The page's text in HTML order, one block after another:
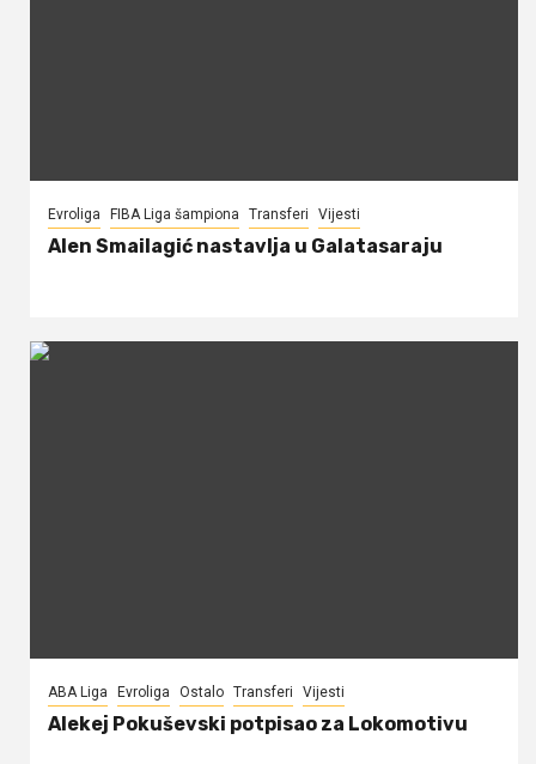
Evroliga FIBA Liga šampiona Transferi Vijesti
Alen Smailagić nastavlja u Galatasaraju
ABA Liga Evroliga Ostalo Transferi Vijesti
Alekej Pokuševski potpisao za Lokomotivu